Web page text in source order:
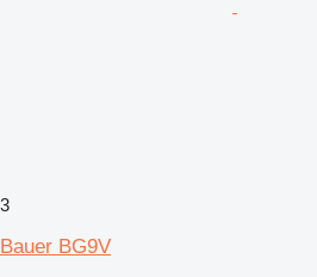
3
Bauer BG9V